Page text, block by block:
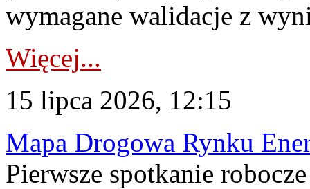
wymagane walidacje z
Więcej...
15 lipca 2026, 12:15
Mapa Drogowa Rynku
Pierwsze spotkanie